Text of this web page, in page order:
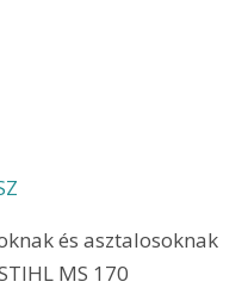
és asztalosoknak
MS 170